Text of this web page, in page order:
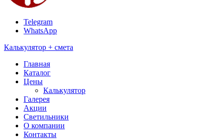
Telegram
WhatsApp
Калькулятор + смета
Главная
Каталог
Цены
Калькулятор
Галерея
Акции
Светильники
О компании
Контакты